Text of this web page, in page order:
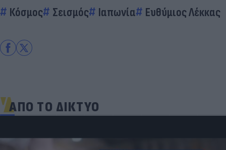
Κόσμος Σεισμός Ιαπωνία Ευθύμιος Λέκκας
ΑΠΟ ΤΟ ΔΙΚΤΥΟ